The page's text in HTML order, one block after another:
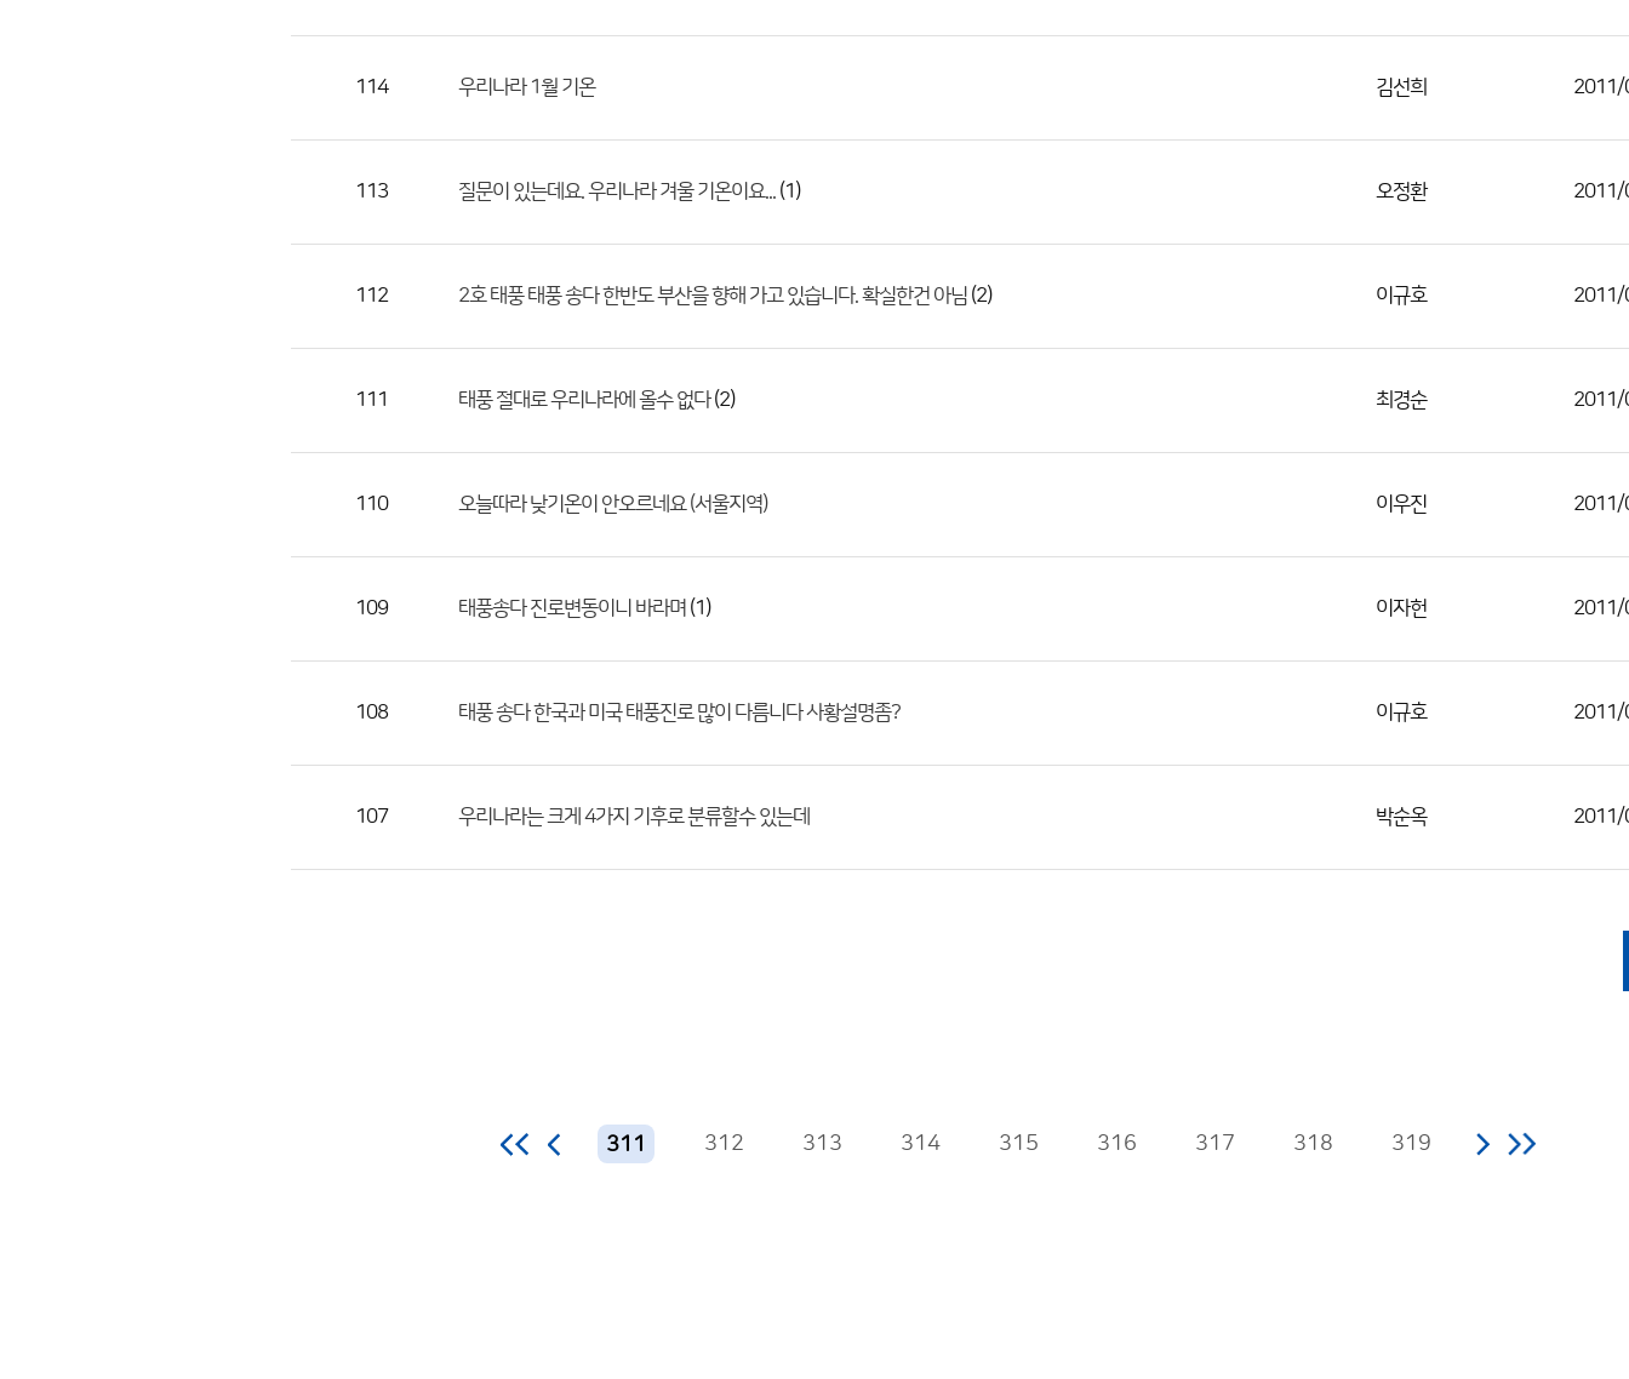
다.
114 우리나라 1월 기온 김선희 2011/
113 질문이 있는데요. 우리나라 겨울 기온이요... (1) 오정환 2011/
112 2호 태풍 태풍 송다 한반도 부산을 향해 가고 있습니다. 확실한건 아님 (2) 이규호 2011/
111 태풍 절대로 우리나라에 올수 없다(2) 최경순 2011/
110 오늘따라 낮기온이 안오르네요 (서울지역) 이우진 2011/
109 태풍송다 진로변동이니 바라며 (1) 이자헌 2011/
108 태풍 송다 한국과 미국 태풍진로 많이 다름니다 사황설명좀? 이규호 2011/
107 우리나라는 크게 4가지 기후로 분류할수 있는데 박순옥 2011/
311 312 313 314 315 316 317 318 319